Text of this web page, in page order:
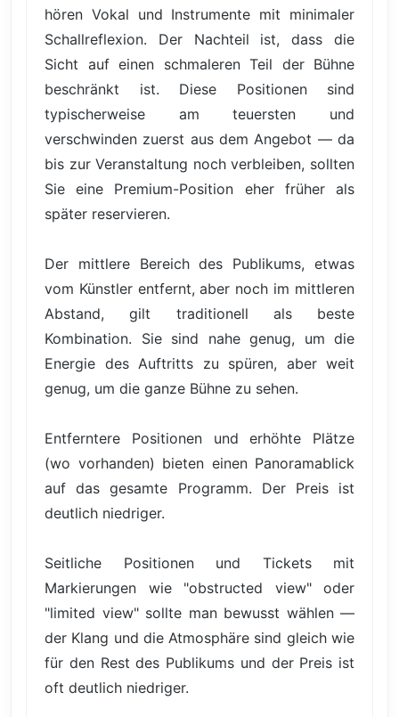
hören Vokal und Instrumente mit minimaler
Schallreflexion. Der Nachteil ist, dass die
Sicht auf einen schmaleren Teil der Bühne
beschränkt ist. Diese Positionen sind
typischerweise am teuersten und
verschwinden zuerst aus dem Angebot — da
bis zur Veranstaltung noch verbleiben, sollten
Sie eine Premium-Position eher früher als
später reservieren.
Der mittlere Bereich des Publikums, etwas
vom Künstler entfernt, aber noch im mittleren
Abstand, gilt traditionell als beste
Kombination. Sie sind nahe genug, um die
Energie des Auftritts zu spüren, aber weit
genug, um die ganze Bühne zu sehen.
Entferntere Positionen und erhöhte Plätze
(wo vorhanden) bieten einen Panoramablick
auf das gesamte Programm. Der Preis ist
deutlich niedriger.
Seitliche Positionen und Tickets mit
Markierungen wie "obstructed view" oder
"limited view" sollte man bewusst wählen —
der Klang und die Atmosphäre sind gleich wie
für den Rest des Publikums und der Preis ist
oft deutlich niedriger.